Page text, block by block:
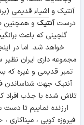
آنتیک و اشیاء قدیمی
درستآنتیک و همچنین
گلچینی که باعث
خواهد شد. اما در
مجموعه داری ایران نظیر
تمبر قدیمی و غیره که
آنتیک جهت شناساندن
تلاش شده با جذب افراد
ارزنده نماییم تا
فیروزه کوبی ،میناکاری ،